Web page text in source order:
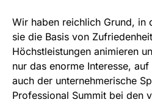
Wir haben reichlich Grund, in
sie die Basis von
Höchstleistungen animieren
nur das enorme Interesse,
auch der unternehmerische
Professional Summit bei den